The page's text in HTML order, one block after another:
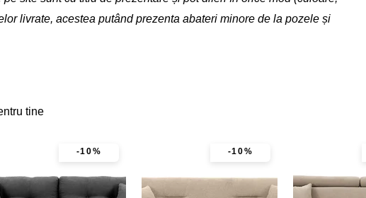
livrate, acestea putând prezenta abateri minore de la pozele și
tine
-10% -10%